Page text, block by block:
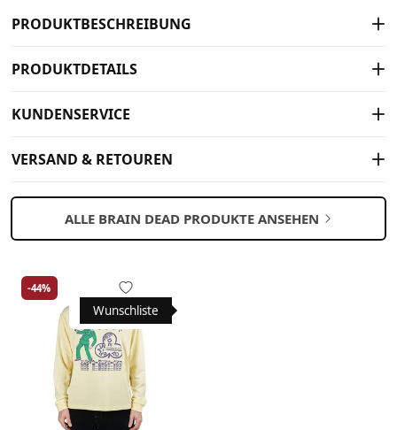
PRODUKTBESCHREIBUNG
PRODUKTDETAILS
KUNDENSERVICE
VERSAND & RETOUREN
ALLE BRAIN DEAD PRODUKTE ANSEHEN
Wunschliste
-44%